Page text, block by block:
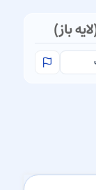
باز)